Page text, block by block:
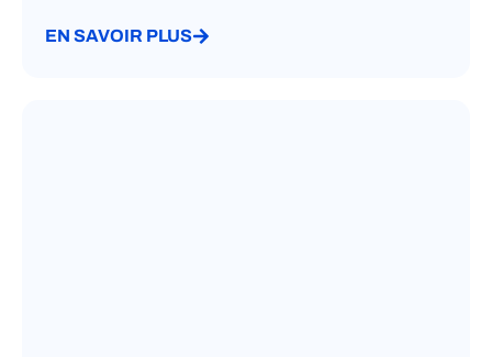
EN SAVOIR PLUS